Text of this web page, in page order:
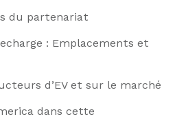
du partenariat
: Emplacements et
d’EV et sur le marché
dans cette